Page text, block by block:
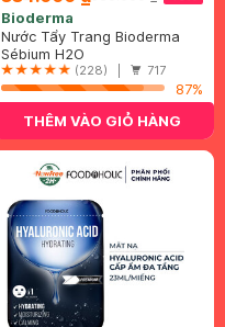
Bioderma
Nước Tẩy Trang Bioderma
Dành Cho Da Dầu & Hỗn Hợp
500ml
Sébium H2O
(228) | 717
87%
THÊM VÀO GIỎ HÀNG